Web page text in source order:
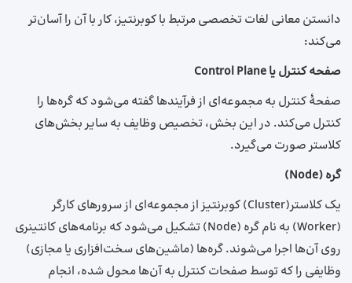
دانستن معانی لغات تخصصی مرتبط با کوبرنتیز، کار با آن را آسان‌تر
می‌کند:
صفحه کنترل یا Control Plane
صفحهٔ کنترل به مجموعه‌ای از فرآیندها گفته می‌شود که گره‌ها را
کنترل می‌کند. در این بخش، تخصیص وظایف به سایر بخش‌های
کلاستر صورت می‌گیرد.
گره (Node)
یک کلاستر(Cluster) کوبرنتیز از مجموعه‌ای از سرور‌های کارگر
(Worker) به نام گره (Node) تشکیل می‌شود که برنامه‌های کانتینری
روی آن‌ها اجرا می‌شوند. گره‌ها (ماشین‌های سخت‌افزاری یا مجازی)
وظایفی را که توسط صفحات کنترل به آن‌ها محول شده، انجام